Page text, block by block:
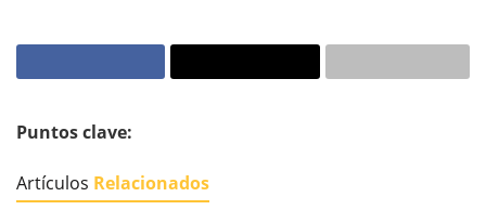
Puntos clave:
Artículos Relacionados